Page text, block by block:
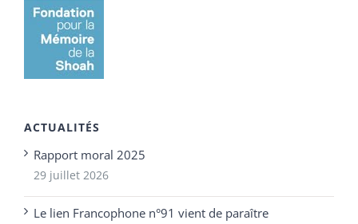
ACTUALITÉS
Rapport moral 2025
29 juillet 2026
Le lien Francophone n°91 vient de paraître